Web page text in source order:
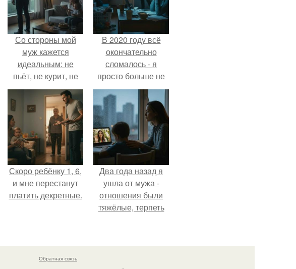
Со стороны мой
муж кажется
идеальным: не
пьёт, не курит, не
даёт поводов для
ревности, с
ребёнком
справляется
отлично, да и
готовит лучше
многих.
В 2020 году всё
окончательно
сломалось - я
просто больше не
тянула всё одна.
Скоро ребёнку 1, 6,
и мне перестанут
платить декретные.
Два года назад я
ушла от мужа -
отношения были
тяжёлые, терпеть
Обратная связь